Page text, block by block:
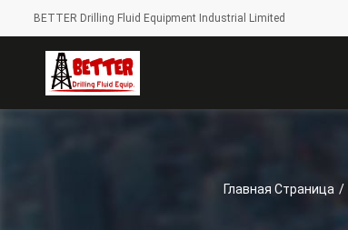
BETTER Drilling Fluid Equipment Industrial Limited
Главная Страница /